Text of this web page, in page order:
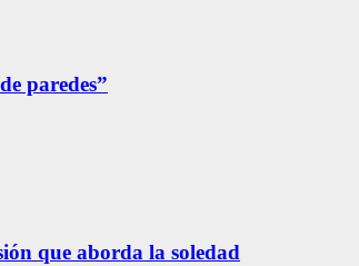
paredes”
que aborda la soledad